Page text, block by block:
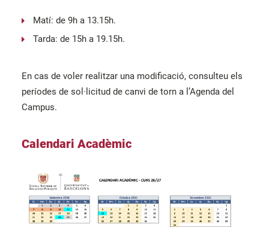
Matí: de 9h a 13.15h.
Tarda: de 15h a 19.15h.
En cas de voler realitzar una modificació, consulteu els
períodes de sol·licitud de canvi de torn a l’Agenda del
Campus.
Calendari Acadèmic